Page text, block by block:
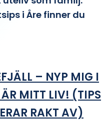
i Åre finner du
– NYP MIG I
MITT LIV! (TIPS
RAKT AV)